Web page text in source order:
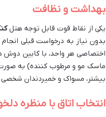
بهداشت و نظافت
یکی از نقاط قوت قابل توجه هتل
بدون نیاز به درخواست قبلی
اختصاصی هر واحد، با کابین دوش
ماسک مو و مرطوب کننده) به صورت
بیشتر، مسواک و خمیردندان شخصی
انتخاب اتاق با منظره